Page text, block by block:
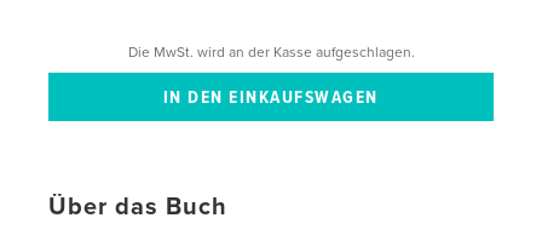
Die MwSt. wird an der Kasse aufgeschlagen.
Über das Buch